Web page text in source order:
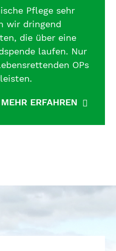
Pflege sehr
wir dringend
die über eine
laufen. Nur
OPs
ERFAHREN